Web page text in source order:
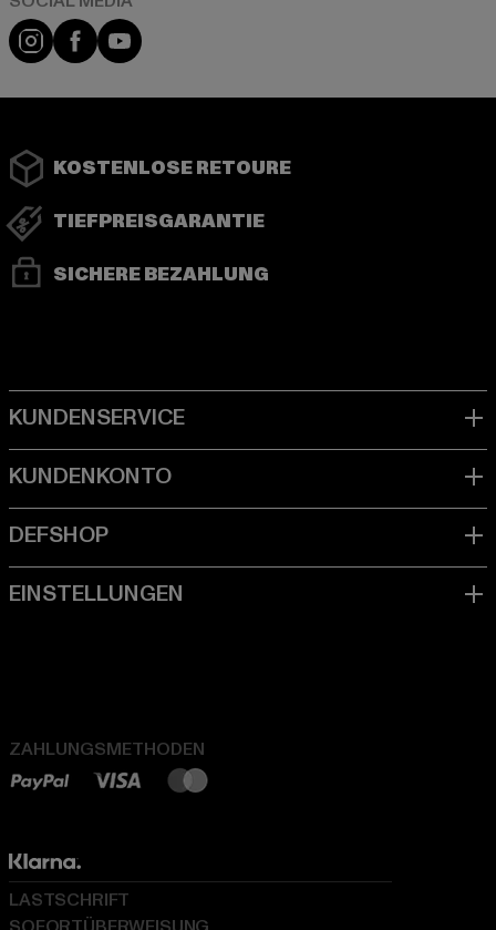
Instagram
FacebookYouTube
KOSTENLOSE RETOURE
TIEFPREISGARANTIE
SICHERE BEZAHLUNG
ZAHLUNGSMETHODEN
LASTSCHRIFT